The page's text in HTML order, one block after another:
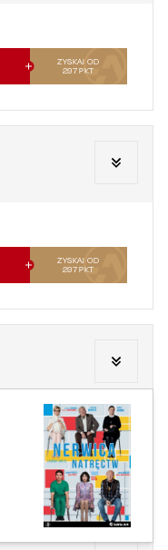
ZYSKAJ OD
297PKT
ZYSKAJ OD
297PKT
ZYSKAJ OD
300PKT